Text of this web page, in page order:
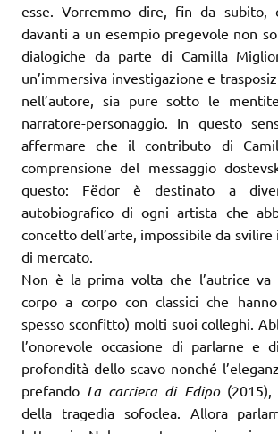
esse. Vorremmo dire, fin da subito,
davanti a un esempio pregevole non
dialogiche da parte di Camilla
un’immersiva investigazione e
nell’autore, sia pure sotto le
narratore-personaggio. In questo
affermare che il contributo di
comprensione del messaggio
questo: Fëdor è destinato a
autobiografico di ogni artista che
concetto dell’arte, impossibile da
di mercato.
Non è la prima volta che l’autrice va
corpo a corpo con classici che
spesso sconfitto) molti suoi colleghi.
l’onorevole occasione di parlarne e
profondità dello scavo nonché
prefando La carriera di Edipo(2015),
della tragedia sofoclea. Allora